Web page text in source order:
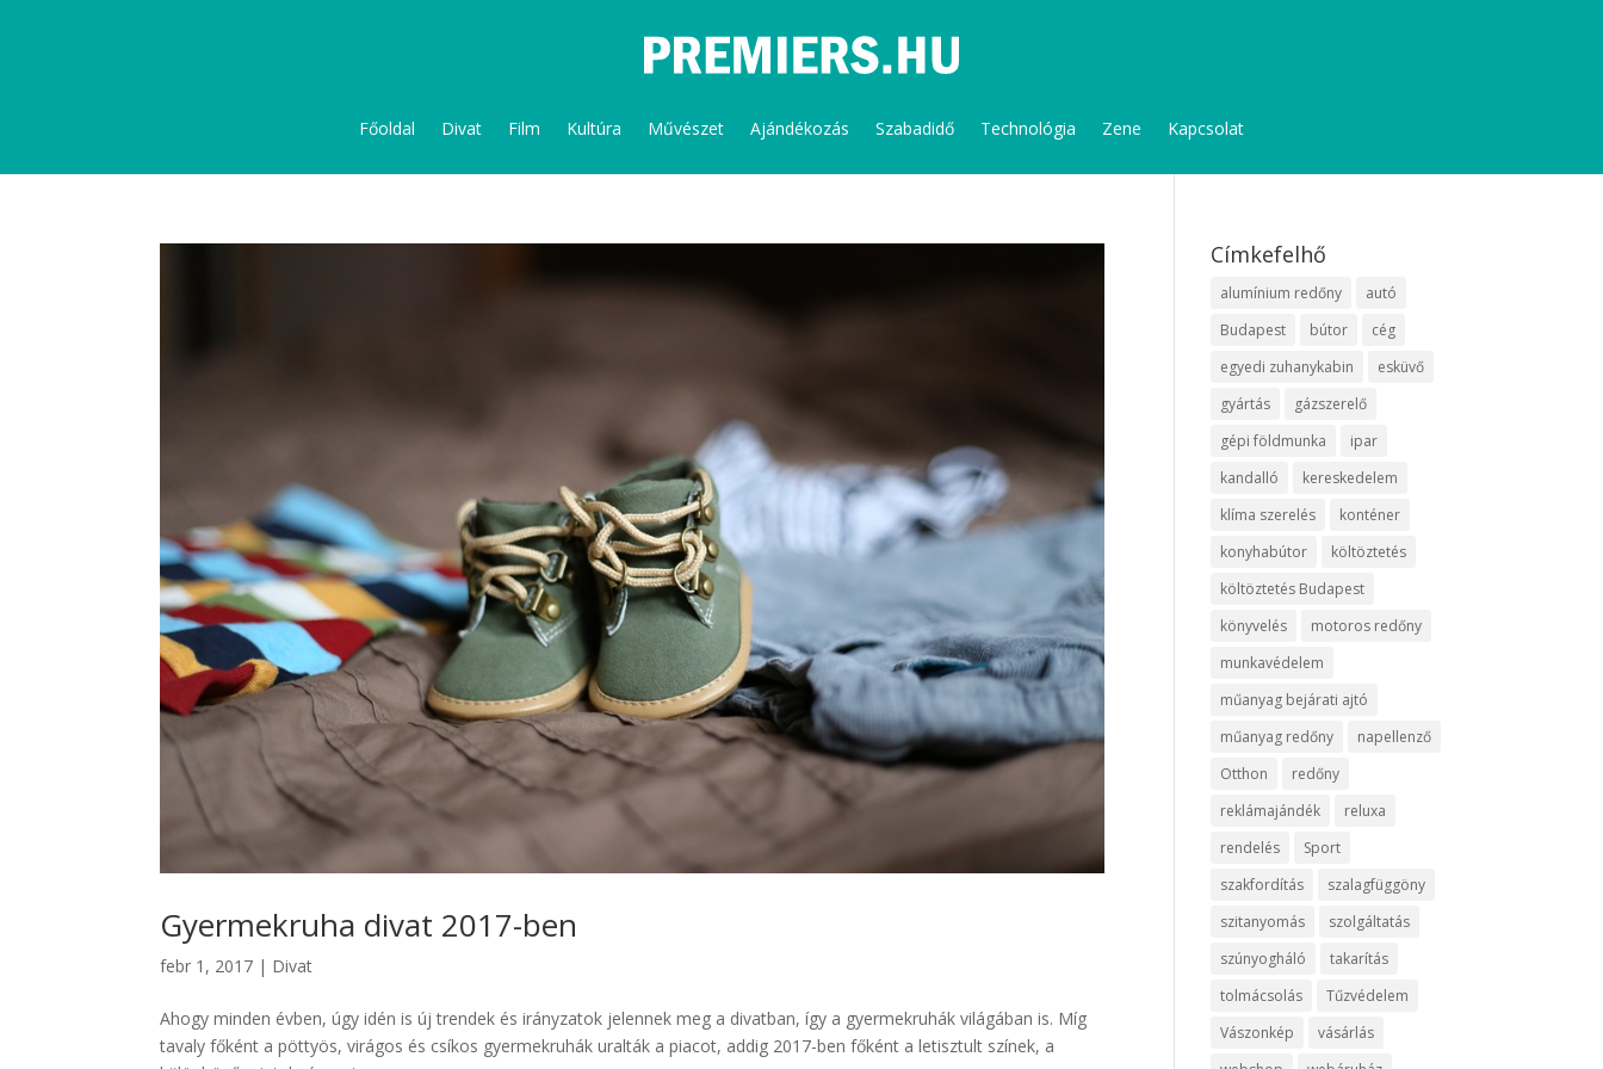
Főoldal Divat Film Kultúra Művészet Ajándékozás Szabadidő Technológia Zene Kapcsolat
Gyermekruha divat 2017-ben
febr 1, 2017 | Divat
Ahogy minden évben, úgy idén is új trendek és irányzatok jelennek meg a divatban, így a gyermekruhák világában is. Míg
tavaly főként a pöttyös, virágos és csíkos gyermekruhák uralták a piacot, addig 2017-ben főként a letisztult színek, a
Címkefelhő
alumínium redőny
autó
Budapest
bútor
cég
egyedi zuhanykabin
esküvő
gyártás
gázszerelő
gépi földmunka
ipar
kandalló
kereskedelem
klíma szerelés
konténer
konyhabútor
költöztetés
költöztetés Budapest
könyvelés
motoros redőny
munkavédelem
műanyag bejárati ajtó
műanyag redőny
napellenző
Otthon
redőny
reklámajándék
reluxa
rendelés
Sport
szakfordítás
szalagfüggöny
szitanyomás
szolgáltatás
szúnyogháló
takarítás
tolmácsolás
Tűzvédelem
Vászonkép
vásárlás